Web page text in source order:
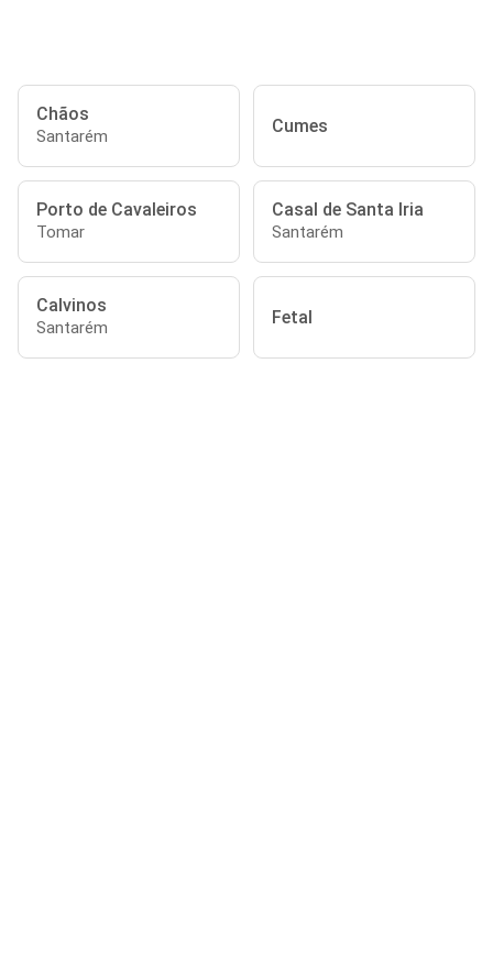
Chãos
Santarém Cumes
Porto de Cavaleiros
Tomar
Casal de Santa Iria
Santarém
Calvinos
Santarém Fetal